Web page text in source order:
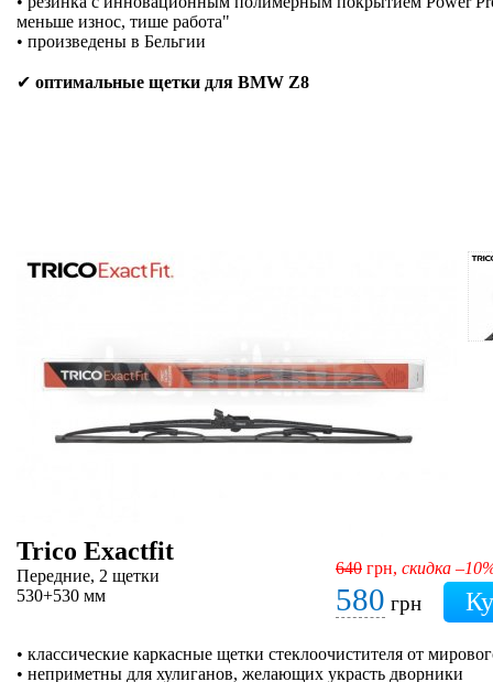
меньше износ, тише работа"
• произведены в Бельгии
✔ оптимальные щетки для BMW Z8
Trico Exactfit
Передние, 2 щетки
530+530 мм
640 грн, скидка
580 грн
• классические каркасные щетки стеклоочистителя от
• неприметны для хулиганов, желающих украсть дворники